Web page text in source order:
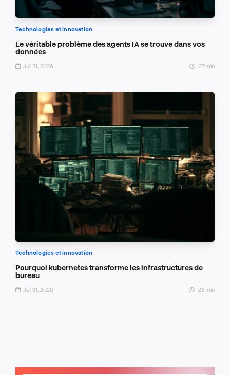
Technologies et innovation
Le véritable problème des agents IA se trouve dans vos
données
Juil 31, 2026 27 min
Technologies et innovation
Pourquoi kubernetes transforme les infrastructures de
bureau
Juil 31, 2026 23 min